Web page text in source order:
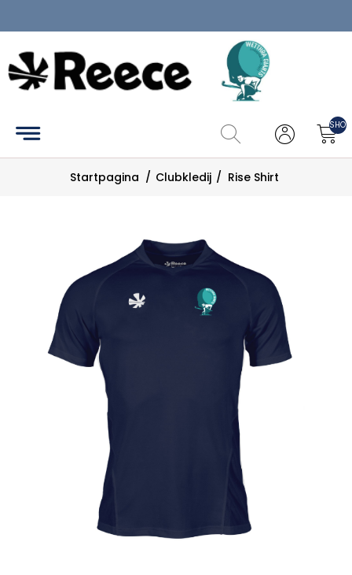
Home
Clubkledij
Catalogus
Maattabel
Contact
Startpagina / Clubkledij / Rise Shirt